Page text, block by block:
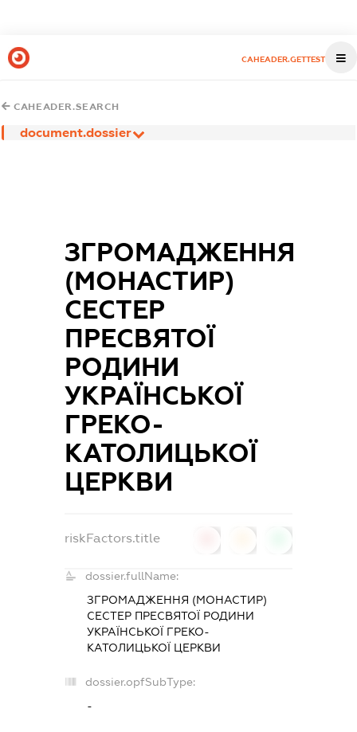
CAHEADER.GETTEST
CAHEADER.SEARCH
document.dossier
ЗГРОМАДЖЕННЯ
(МОНАСТИР)
СЕСТЕР
ПРЕСВЯТОЇ
РОДИНИ
УКРАЇНСЬКОЇ
ГРЕКО-
КАТОЛИЦЬКОЇ
ЦЕРКВИ
riskFactors.title
dossier.fullName:
ЗГРОМАДЖЕННЯ (МОНАСТИР)
СЕСТЕР ПРЕСВЯТОЇ РОДИНИ
УКРАЇНСЬКОЇ ГРЕКО-
КАТОЛИЦЬКОЇ ЦЕРКВИ
dossier.opfSubType:
-